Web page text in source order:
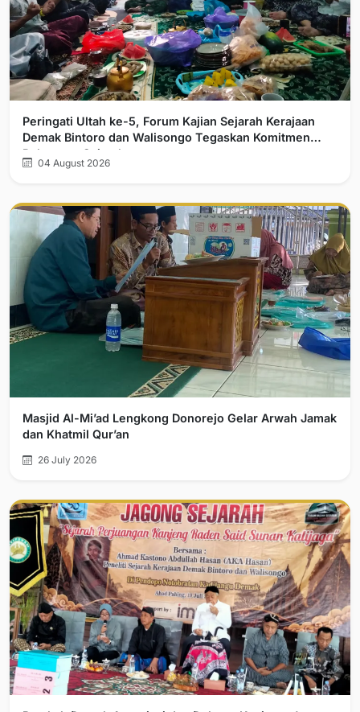
Peringati Ultah ke-5, Forum Kajian Sejarah Kerajaan
Demak Bintoro dan Walisongo Tegaskan Komitmen
Pelurusan Sejarah
04 August 2026
Masjid Al-Mi’ad Lengkong Donorejo Gelar Arwah Jamak
dan Khatmil Qur’an
26 July 2026